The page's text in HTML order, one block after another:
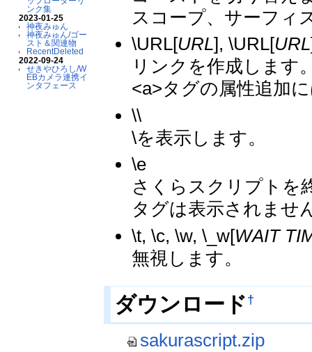
ンク集
2023-01-25
神夜みゅん
神夜みゅん/ゴー
スト＆関連物
RecentDeleted
2022-09-24
せきやひろし/W
EBカメラ連携イ
ンタフェース
スコープ、サーフィ
\URL[URL], \URL[URL
リンクを作成します
<a>タグの属性追加
\\
\を表示します。
\e
さくらスクリプトを
タグは表示されませ
\t, \c, \w, \_w[WAIT
無視します。
ダウンロード†
sakurascript.zip